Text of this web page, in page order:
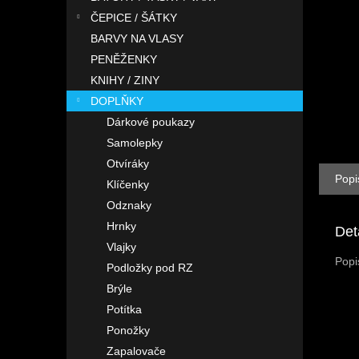
ČEPICE / ŠÁTKY
BARVY NA VLASY
PENĚŽENKY
KNIHY / ZINY
DOPLŇKY
Dárkové poukazy
Samolepky
Otvíráky
Klíčenky
Odznaky
Hrnky
Vlajky
Podložky pod RZ
Brýle
Potítka
Ponožky
Zapalovače